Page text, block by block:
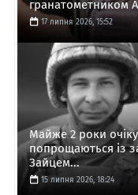
гранатометником
17 липня 2026, 15:52
Майже 2 роки
попрощаються із
Зайцем...
15 липня 2026, 18:24